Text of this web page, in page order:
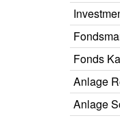
Fonds
Anlage
Anlage